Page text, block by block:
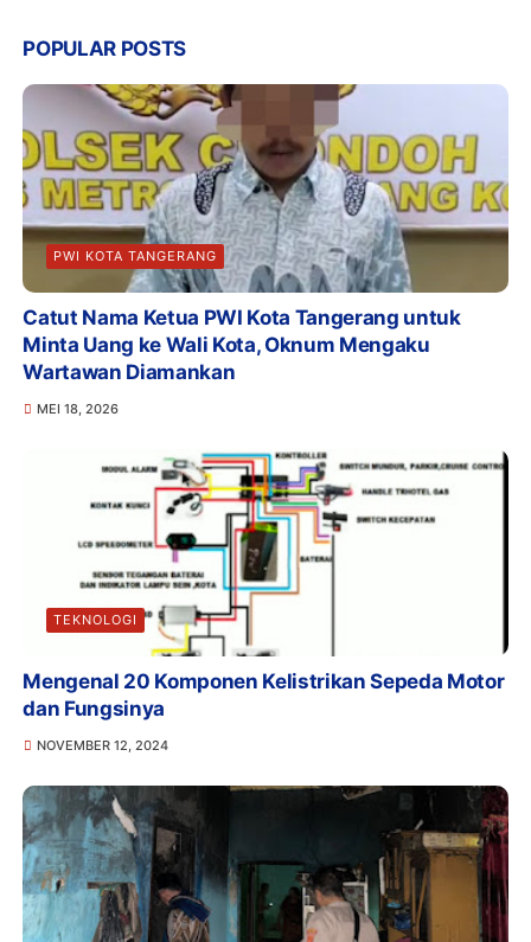
POPULAR POSTS
PWI KOTA TANGERANG
Catut Nama Ketua PWI Kota Tangerang untuk
Minta Uang ke Wali Kota, Oknum Mengaku
Wartawan Diamankan
MEI 18, 2026
TEKNOLOGI
Mengenal 20 Komponen Kelistrikan Sepeda Motor
dan Fungsinya
NOVEMBER 12, 2024